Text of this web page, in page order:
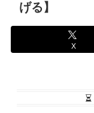
げる】
X